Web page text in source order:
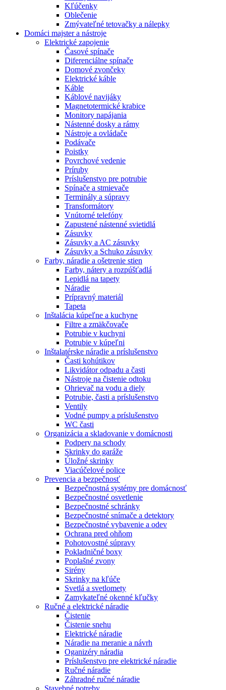
Kľúčenky
Oblečenie
Zmývateľné tetovačky a nálepky
Domáci majster a nástroje
Elektrické zapojenie
Časové spínače
Diferenciálne spínače
Domové zvončeky
Elektrické káble
Káble
Káblové navijáky
Magnetotermické krabice
Monitory napájania
Nástenné dosky a rámy
Nástroje a ovládače
Podávače
Poistky
Povrchové vedenie
Príruby
Príslušenstvo pre potrubie
Spínače a stmievače
Terminály a súpravy
Transformátory
Vnútorné telefóny
Zapustené nástenné svietidlá
Zásuvky
Zásuvky a AC zásuvky
Zásuvky a Schuko zásuvky
Farby, náradie a ošetrenie stien
Farby, nátery a rozpúšťadlá
Lepidlá na tapety
Náradie
Prípravný materiál
Tapeta
Inštalácia kúpeľne a kuchyne
Filtre a zmäkčovače
Potrubie v kuchyni
Potrubie v kúpeľni
Inštalatérske náradie a príslušenstvo
Časti kohútikov
Likvidátor odpadu a časti
Nástroje na čistenie odtoku
Ohrievač na vodu a diely
Potrubie, časti a príslušenstvo
Ventily
Vodné pumpy a príslušenstvo
WC časti
Organizácia a skladovanie v domácnosti
Podpery na schody
Skrinky do garáže
Úložné skrinky
Viacúčelové police
Prevencia a bezpečnosť
Bezpečnostná systémy pre domácnosť
Bezpečnostné osvetlenie
Bezpečnostné schránky
Bezpečnostné snímače a detektory
Bezpečnostné vybavenie a odev
Ochrana pred ohňom
Pohotovostné súpravy
Pokladničné boxy
Poplašné zvony
Sirény
Skrinky na kľúče
Svetlá a svetlomety
Zamykateľné okenné kľučky
Ručné a elektrické náradie
Čistenie
Čistenie snehu
Elektrické náradie
Náradie na meranie a návrh
Oganizéry náradia
Príslušenstvo pre elektrické náradie
Ručné náradie
Záhradné ručné náradie
Stavebné potreby